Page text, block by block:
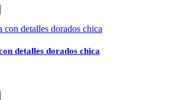
detalles dorados chica